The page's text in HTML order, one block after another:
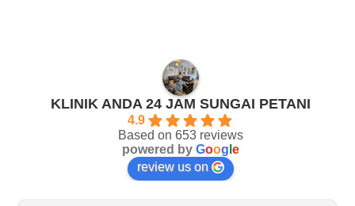
KLINIK ANDA 24 JAM SUNGAI PETANI
4.9
Based on 653 reviews
powered by Goog e
review us on